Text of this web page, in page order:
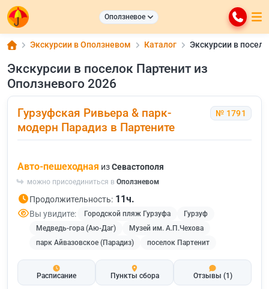
Оползневое
Экскурсии в Оползневом Каталог Экскурсии в
Экскурсии в поселок Партенит из
Оползневого 2026
Гурзуфская Ривьера & парк-
модерн Парадиз в Партените
№ 1791
Авто-пешеходная изСевастополя
можно присоединиться в Оползневом
Продолжительность: 11ч.
Вы увидите: Городской пляж Гурзуфа
Гурзуф
Медведь-гора (Аю-Даг)
Музей им. А.П.Чехова
парк Айвазовское (Парадиз)
поселок Партенит
Расписание Пункты сбора Отзывы (1)